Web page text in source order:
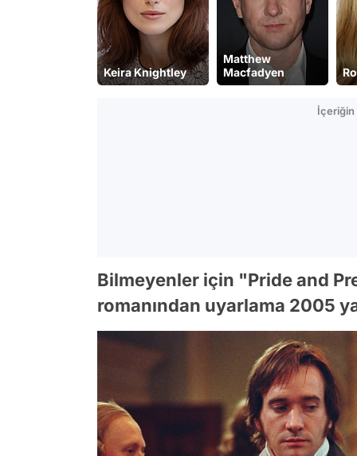
Keira Knightley
Matthew
Macfadyen
İçeriğin
Bilmeyenler için "Pride and
romanından uyarlama 2005